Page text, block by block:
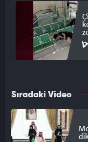
Sıradaki Video